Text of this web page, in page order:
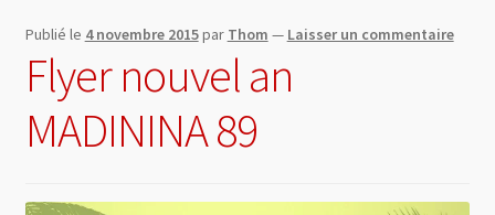
Publié le 4 novembre 2015par Thom — Laisser un commentaire
Flyer nouvel an
MADININA 89